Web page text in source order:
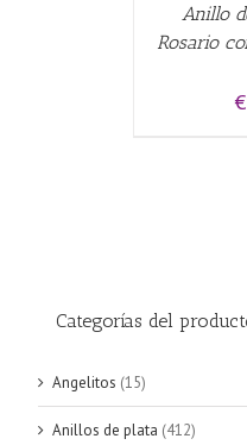
Anillo
Rosario
€
Categorías del
Angelitos (15)
Anillos de plata (412)